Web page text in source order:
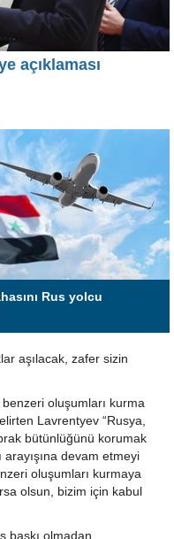
açıklaması
Rus yolcu
aşılacak, zafer sizin
oluşumları kurma
Lavrentyev “Rusya,
bütünlüğünü korumak
devam etmeyi
oluşumları kurmaya
olsun, bizim için kabul
baskı olmadan